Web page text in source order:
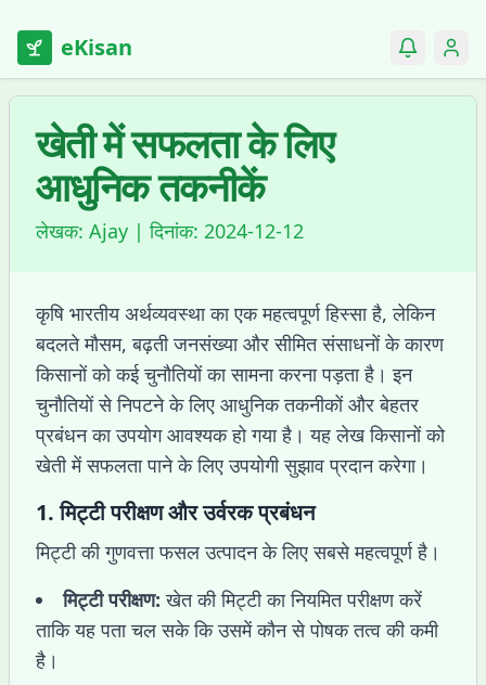
eKisan
खेती में सफलता के लिए
आधुनिक तकनीकें
लेखक: Ajay | दिनांक: 2024-12-12
कृषि भारतीय अर्थव्यवस्था का एक महत्वपूर्ण हिस्सा है, लेकिन
बदलते मौसम, बढ़ती जनसंख्या और सीमित संसाधनों के कारण
किसानों को कई चुनौतियों का सामना करना पड़ता है। इन
चुनौतियों से निपटने के लिए आधुनिक तकनीकों और बेहतर
प्रबंधन का उपयोग आवश्यक हो गया है। यह लेख किसानों को
खेती में सफलता पाने के लिए उपयोगी सुझाव प्रदान करेगा।
1.मिट्टी परीक्षण और उर्वरक प्रबंधन
मिट्टी की गुणवत्ता फसल उत्पादन के लिए सबसे महत्वपूर्ण है।
मिट्टी परीक्षण: खेत की मिट्टी का नियमित परीक्षण करें
ताकि यह पता चल सके कि उसमें कौन से पोषक तत्व की कमी
है।